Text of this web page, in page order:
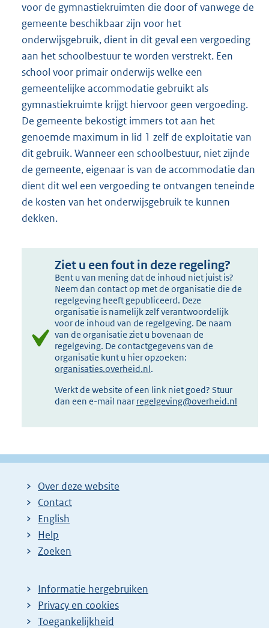
voor de gymnastiekruimten die door of vanwege de
gemeente beschikbaar zijn voor het
onderwijsgebruik, dient in dit geval een vergoeding
aan het schoolbestuur te worden verstrekt. Een
school voor primair onderwijs welke een
gemeentelijke accommodatie gebruikt als
gymnastiekruimte krijgt hiervoor geen vergoeding.
De gemeente bekostigt immers tot aan het
genoemde maximum in lid 1 zelf de exploitatie van
dit gebruik. Wanneer een schoolbestuur, niet zijnde
de gemeente, eigenaar is van de accommodatie dan
dient dit wel een vergoeding te ontvangen teneinde
de kosten van het onderwijsgebruik te kunnen
dekken.
Ziet u een fout in deze regeling?
Bent u van mening dat de inhoud niet juist is?
Neem dan contact op met de organisatie die de
regelgeving heeft gepubliceerd. Deze
organisatie is namelijk zelf verantwoordelijk
voor de inhoud van de regelgeving. De naam
van de organisatie ziet u bovenaan de
regelgeving. De contactgegevens van de
organisatie kunt u hier opzoeken:
organisaties.overheid.nl.
Werkt de website of een link niet goed? Stuur
dan een e-mail naar regelgeving@overheid.nl
Over deze website
Contact
English
Help
Zoeken
Informatie hergebruiken
Privacy en cookies
Toegankelijkheid